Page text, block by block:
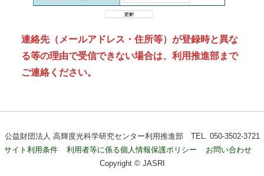
連絡先（メールアドレス・住所等）が登録時と異な
る等の理由で受信できない場合は、利用推進部まで
ご連絡ください。
公益財団法人 高輝度光科学研究センター利用推進部 TEL. 050-3502-3721
サイト利用条件
利用者等に係る個人情報保護ポリシー
お問い合わせ
Copyright © JASRI